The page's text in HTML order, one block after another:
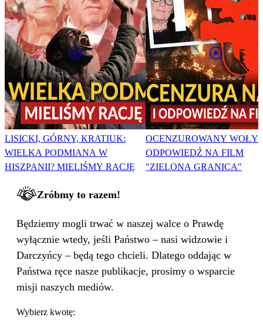
LISICKI, GÓRNY, KRATIUK:
WIELKA PODMIANA W
HISZPANII? MIELIŚMY RACJĘ
OCENZUROWANY
ODPOWIEDŹ NA FILM
"ZIELONA GRANICA"
Zróbmy to razem!
Będziemy mogli trwać w naszej walce o Prawdę
wyłącznie wtedy, jeśli Państwo – nasi widzowie i
Darczyńcy – będą tego chcieli. Dlatego oddając w
Państwa ręce nasze publikacje, prosimy o wsparcie
misji naszych mediów.
Wybierz kwotę: